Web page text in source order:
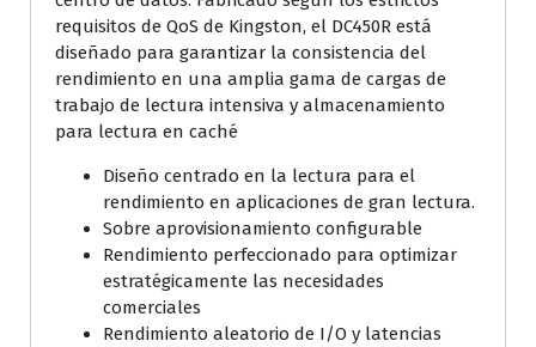
requisitos de QoS de Kingston, el DC450R está
diseñado para garantizar la consistencia del
rendimiento en una amplia gama de cargas de
trabajo de lectura intensiva y almacenamiento
para lectura en caché
Diseño centrado en la lectura para el
rendimiento en aplicaciones de gran lectura.
Sobre aprovisionamiento configurable
Rendimiento perfeccionado para optimizar
estratégicamente las necesidades
comerciales
Rendimiento aleatorio de I/O y latencias